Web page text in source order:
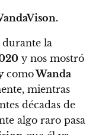
durante la
y nos mostró
comoWanda
mientras
décadas de
algo raro pasa